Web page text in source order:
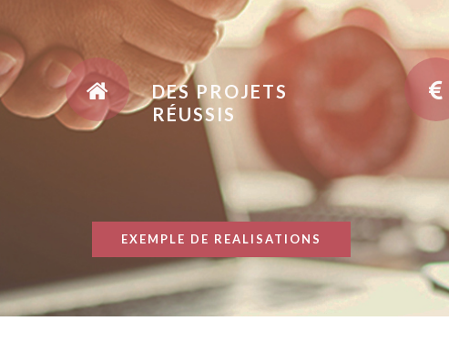
DES PROJETS
RÉUSSIS
EXEMPLE DE REALISATIONS